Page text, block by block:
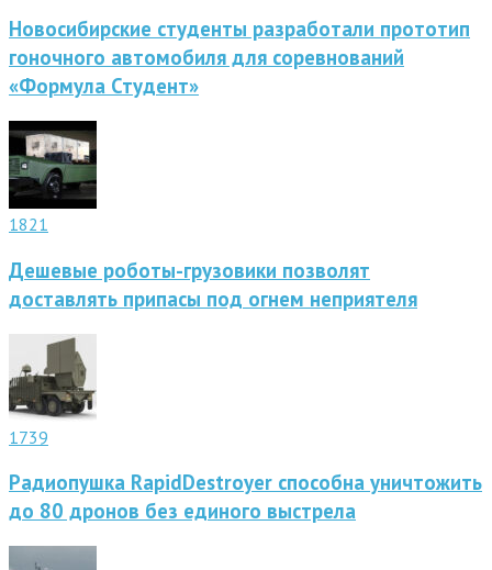
Новосибирские студенты разработали прототип
гоночного автомобиля для соревнований
«Формула Студент»
1821
Дешевые роботы-грузовики позволят
доставлять припасы под огнем неприятеля
1739
Радиопушка RapidDestroyer способна уничтожить
до 80 дронов без единого выстрела